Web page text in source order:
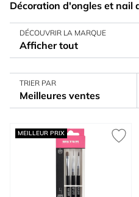
Décoration d'ongles et nail
DÉCOUVRIR LA MARQUE
Afficher tout
TRIER PAR
Meilleures ventes
MEILLEUR PRIX